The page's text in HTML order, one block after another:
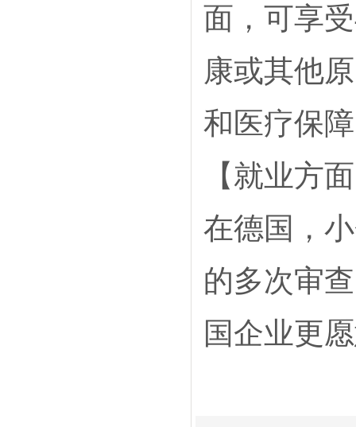
面，可享
康或其他
和医疗保
【就业方
在德国，
的多次审
国企业更